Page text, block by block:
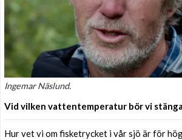
Ingemar Näslund.
Vid vilken vattentemperatur bör vi
Hur vet vi om fisketrycket i vår sjö är för